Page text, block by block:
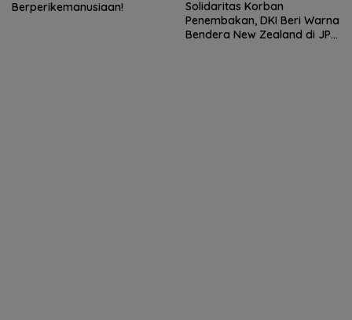
Berperikemanusiaan!
Solidaritas Korban
Penembakan, DKI Beri Warna
Bendera New Zealand di JPO